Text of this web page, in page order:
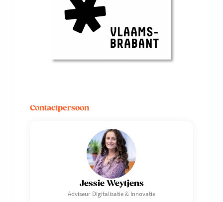
Contactpersoon
Jessie Weytjens
Adviseur Digitalisatie & Innovatie